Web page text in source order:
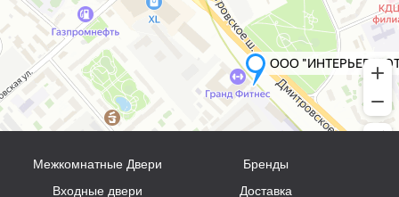
Межкомнатные Двери
Входные двери
Бренды
Доставка